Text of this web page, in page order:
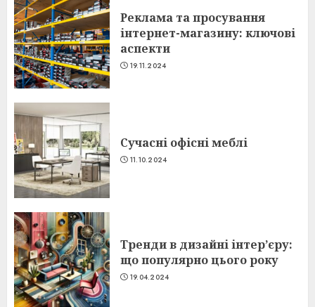
Реклама та просування
інтернет-магазину: ключові
аспекти
19.11.2024
Сучасні офісні меблі
11.10.2024
Тренди в дизайні інтер’єру:
що популярно цього року
19.04.2024